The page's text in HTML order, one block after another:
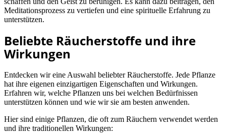
Meditationsprozess zu vertiefen und eine spirituelle Erfahrung zu
unterstützen.
Beliebte Räucherstoffe und ihre
Wirkungen
Entdecken wir eine Auswahl beliebter Räucherstoffe. Jede Pflanze
hat ihre eigenen einzigartigen Eigenschaften und Wirkungen.
Erfahren wir, welche Pflanzen uns bei welchen Bedürfnissen
unterstützen können und wie wir sie am besten anwenden.
Hier sind einige Pflanzen, die oft zum Räuchern verwendet werden
und ihre traditionellen Wirkungen: